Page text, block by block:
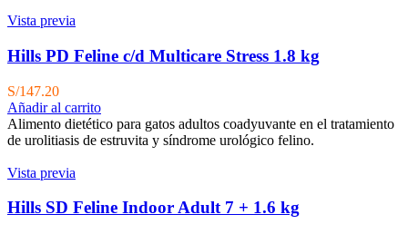
Vista previa
Hills PD Feline c/d Multicare Stress 1.8 kg
S/147.20
Añadir al carrito
Alimento dietético para gatos adultos coadyuvante en el tratamiento
de urolitiasis de estruvita y síndrome urológico felino.
Vista previa
Hills SD Feline Indoor Adult 7 + 1.6 kg